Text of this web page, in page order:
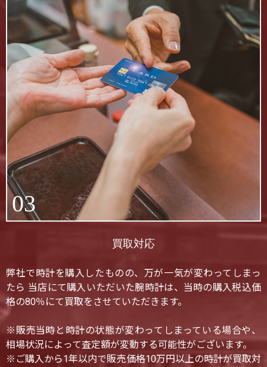
03
買取対応
弊社で時計を購入したものの、万が一気が変わってしまっ
たら 当店にて購入いただいた腕時計は、当時の購入税込価
格の80％にて買取をさせていただきます。
※販売当時と時計の状態が変わってしまっている場合や、
相場状況によって査定額が変動する可能性がございます。
※ご購入から1年以内で販売価格10万円以上の時計が買取対